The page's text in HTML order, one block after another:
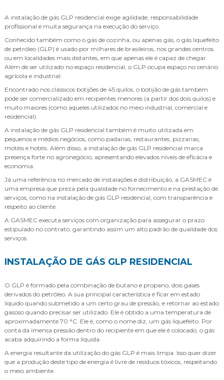
A instalação de gás GLP residencial exige agilidade, responsabilidade
profissional e muita segurança na execução do serviço.
Conhecido também como o gás de cozinha, ou apenas gás, o gás liquefeito
de petróleo (GLP) é usado por milhares de brasileiros, nos grandes centros
ou em localidades mais distantes, em que apenas ele é capaz de chegar.
Além de ser utilizado no espaço residencial, o GLP ocupa espaço no cenário
agrícola e industrial.
Encontrado nos clássicos botijões de 45 quilos, o botijão de gás também
pode ser comercializado em recipientes menores (a partir dos dois quilos) e
muito maiores (como aqueles utilizados no meio industrial, comercial e
residencial).
A instalação de gás GLP residencial também é muito utilizada em
pequenos e médios negócios, como padarias, restaurantes, pizzarias,
motéis e hotéis. Além disso, a instalação de gás GLP residencial marca
presença forte no agronegócio, apresentando elevados níveis de eficácia e
economia.
Já uma referência no mercado de instalações e distribuição, a GASMEC é
uma empresa que preza pela qualidade no fornecimento e na prestação de
serviços, como na instalação de gás GLP residencial, com transparência e
respeito ao cliente.
A GASMEC executa serviços com organização para assegurar o prazo
estipulado no contrato, garantindo assim um alto padrão de qualidade dos
serviços.
INSTALAÇÃO DE GÁS GLP RESIDENCIAL
O GLP é formado pela combinação de butano e propano, dois gases
derivados do petróleo. A sua principal característica é ficar em estado
líquido quando submetido a um certo grau de pressão, e retornar ao estado
gasoso quando precisar ser utilizado. Ele é obtido a uma temperatura de
aproximadamente 70 °C. Ele é, como o nome diz, um gás liquefeito. Por
conta da imensa pressão dentro do recipiente em que ele é colocado, o gás
acaba adquirindo a forma líquida.
A energia resultante da utilização do gás GLP é mais limpa. Isso quer dizer
que a produção deste tipo de energia é livre de resíduos tóxicos, respeitando
o meio ambiente.